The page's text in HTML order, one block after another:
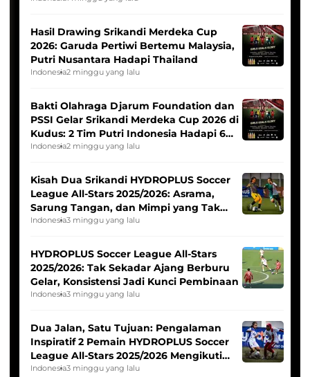
Hasil Drawing Srikandi Merdeka Cup
2026: Garuda Pertiwi Bertemu Malaysia,
Putri Nusantara Hadapi Thailand
Indonesia2 minggu yang lalu
Bakti Olahraga Djarum Foundation dan
PSSI Gelar Srikandi Merdeka Cup 2026 di
Kudus: 2 Tim Putri Indonesia Hadapi 6
Tim Asia
Indonesia2 minggu yang lalu
Kisah Dua Srikandi HYDROPLUS Soccer
League All-Stars 2025/2026: Asrama,
Sarung Tangan, dan Mimpi yang Tak
Pernah Padam
Indonesia3 minggu yang lalu
HYDROPLUS Soccer League All-Stars
2025/2026: Tak Sekadar Ajang Berburu
Gelar, Konsistensi Jadi Kunci Pembinaan
Indonesia3 minggu yang lalu
Dua Jalan, Satu Tujuan: Pengalaman
Inspiratif 2 Pemain HYDROPLUS Soccer
League All-Stars 2025/2026 Mengikuti
Seleksi Timnas Indonesia Putri
Indonesia3 minggu yang lalu